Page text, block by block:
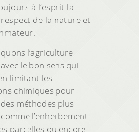
à l’esprit la
de la nature et
l’agriculture
le bon sens qui
limitant les
chimiques pour
méthodes plus
l’enherbement
parcelles ou encore